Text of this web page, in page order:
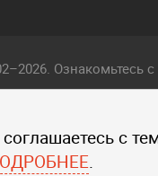
с
.
Ознакомьтесь с
фотографии,
изображений и